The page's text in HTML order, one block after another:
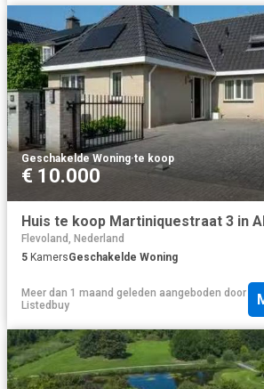
Geschakelde Woning·te koop
€ 10.000
Flevoland, Nederland
5 KamersGeschakelde Woning
Meer dan 1 maand geleden aangeboden door
Listedbuy